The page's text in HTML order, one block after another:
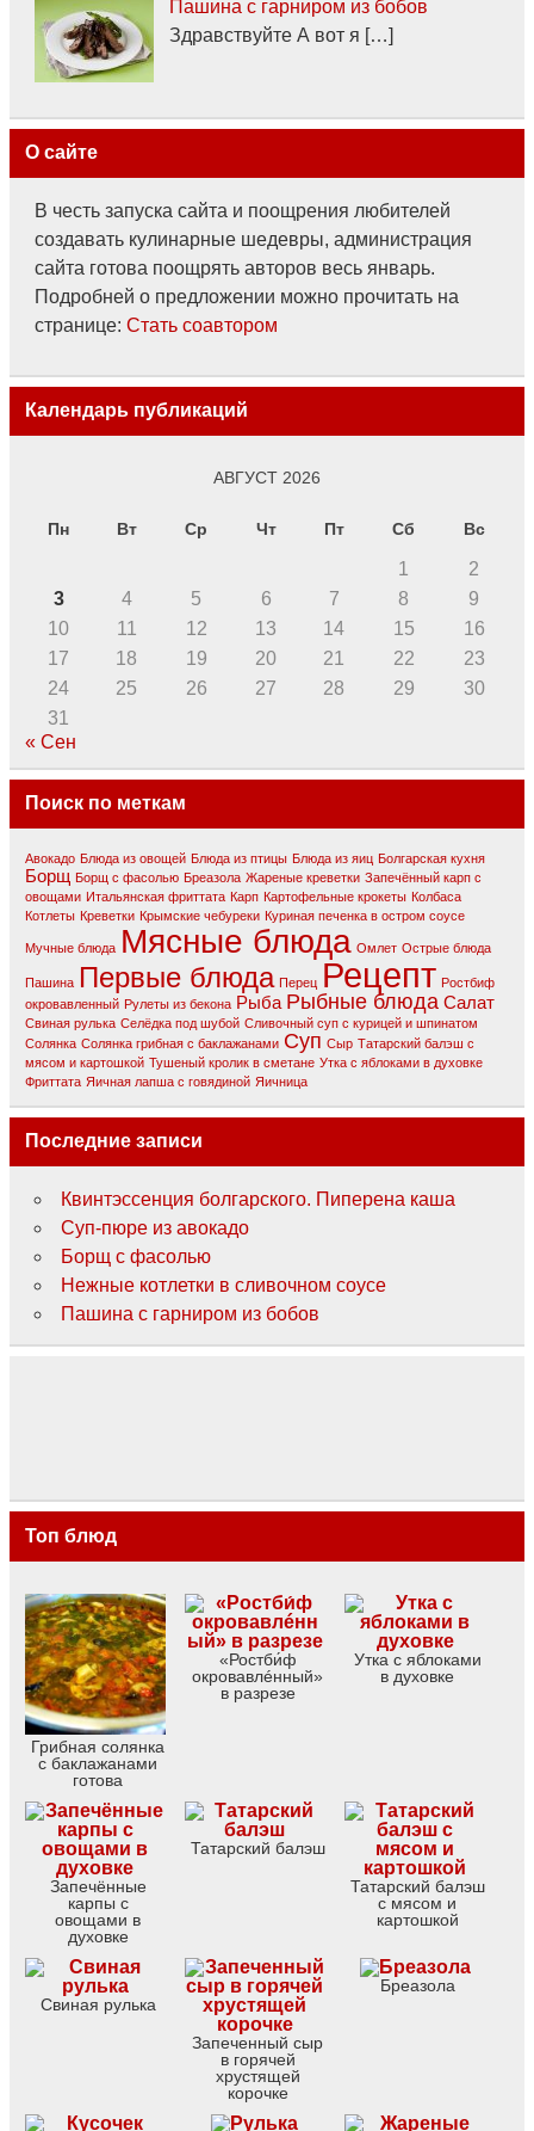
Пашина с гарниром из бобов
Здравствуйте А вот я […]
О сайте
В честь запуска сайта и поощрения любителей
создавать кулинарные шедевры, администрация
сайта готова поощрять авторов весь январь.
Подробней о предложении можно прочитать на
странице: Стать соавтором
Календарь публикаций
АВГУСТ 2026
Пн Вт Ср Чт Пт Сб Вс
1
2
3
4 5 6 7 8
9
10
11 12 13 14 15
16
17
18 19 20 21 22
23
24
25 26 27 28 29
30
31
« Сен
Поиск по меткам
Авокадо Блюда из овощей Блюда из птицы Блюда из яиц Болгарская кухня
Борщ Борщ с фасолью Бреазола Жареные креветки Запечённый карп с
овощами Итальянская фриттата Карп Картофельные крокеты Колбаса
Котлеты Креветки Крымские чебуреки Куриная печенка в остром соусе
Мучные блюда Мясные блюда Омлет Острые блюда
Пашина Первые блюда Перец Рецепт Ростбиф
окровавлeнный Рулеты из бекона Рыба Рыбные блюда Салат
Свиная рулька Селёдка под шубой Сливочный суп с курицей и шпинатом
Солянка Солянка грибная с баклажанами Суп Сыр Татарский балэш с
мясом и картошкой Тушеный кролик в сметане Утка с яблоками в духовке
Фриттата Яичная лапша с говядиной Яичница
Последние записи
Квинтэссенция болгарского. Пиперена каша
Суп-пюре из авокадо
Борщ с фасолью
Нежные котлетки в сливочном соусе
Пашина с гарниром из бобов
Топ блюд
Грибная солянка
с баклажанами
готова
«Ростби́ф
окровавлéнный»
в разрезе
Утка с яблоками
в духовке
Запечённые
карпы с
овощами в
духовке
Татарский балэш
Татарский балэш
с мясом и
картошкой
Свиная рулька
Запеченный сыр
в горячей
хрустящей
корочке
Бреазола